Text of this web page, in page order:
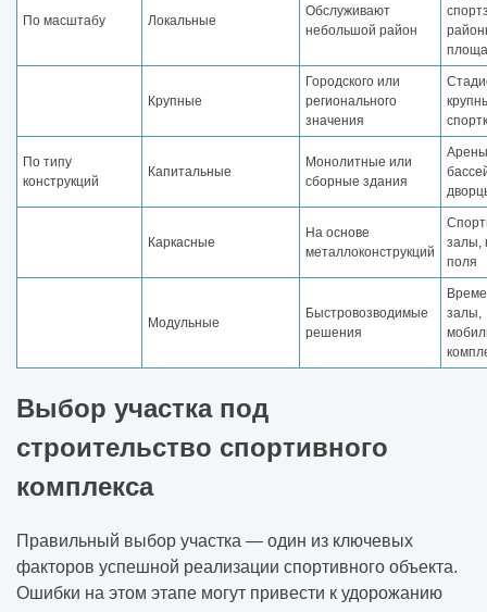
По масштабу Локальные
Обслуживают
небольшой район
Крупные
Городского или
регионального
значения
По типу
конструкций
Капитальные
Монолитные или
сборные здания
Каркасные
На основе
металлоконструкций
залы,
поля
Модульные
Быстровозводимые
решения
залы,
Выбор участка под
строительство спортивного
комплекса
Правильный выбор участка — один из ключевых
факторов успешной реализации спортивного объекта.
Ошибки на этом этапе могут привести к удорожанию